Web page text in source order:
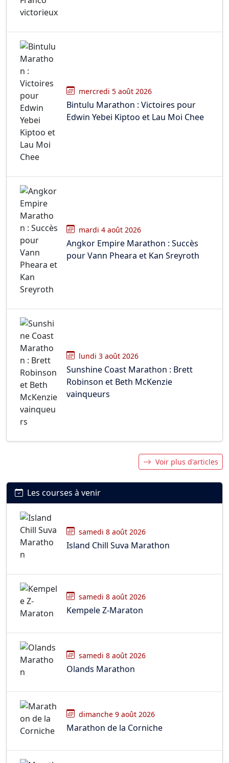
mercredi 5 août 2026
Bintulu Marathon : Victoires pour
Edwin Yebei Kiptoo et Lau Moi Chee
mardi 4 août 2026
Angkor Empire Marathon : Succès
pour Vann Pheara et Kan Sreyroth
lundi 3 août 2026
Sunshine Coast Marathon : Brett
Robinson et Beth McKenzie
vainqueurs
Voir plus d'articles
Les courses à venir
samedi 8 août 2026
Island Chill Suva Marathon
samedi 8 août 2026
Kempele Z-Maraton
samedi 8 août 2026
Olands Marathon
dimanche 9 août 2026
Marathon de la Corniche